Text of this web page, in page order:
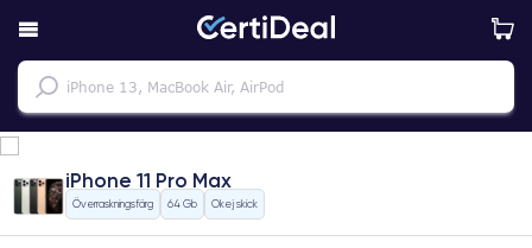
iPhone 11 Pro Max
Överraskningsfärg 64 Gb Okej skick